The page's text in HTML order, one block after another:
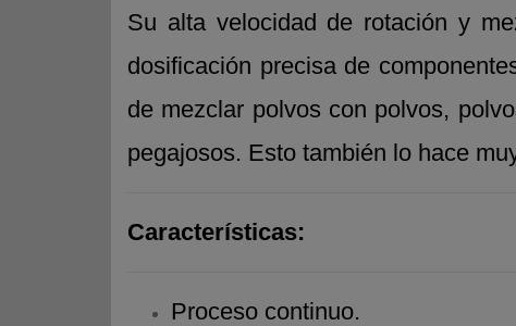
Su alta velocidad de rotación y
dosificación precisa de
de mezclar polvos con polvos,
pegajosos. Esto también lo hace
Características:
Proceso continuo.